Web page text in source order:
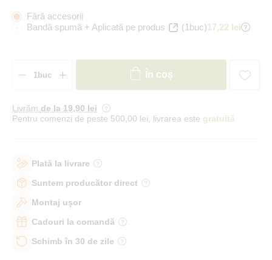
Fără accesorii
Bandă spumă + Aplicată pe produs
(1buc)17,22 lei
În coș
Livrăm de la 19,90 lei
Pentru comenzi de peste 500,00 lei, livrarea este gratuită
Plată la livrare
Suntem producător direct
Montaj ușor
Cadouri la comandă
Schimb în 30 de zile